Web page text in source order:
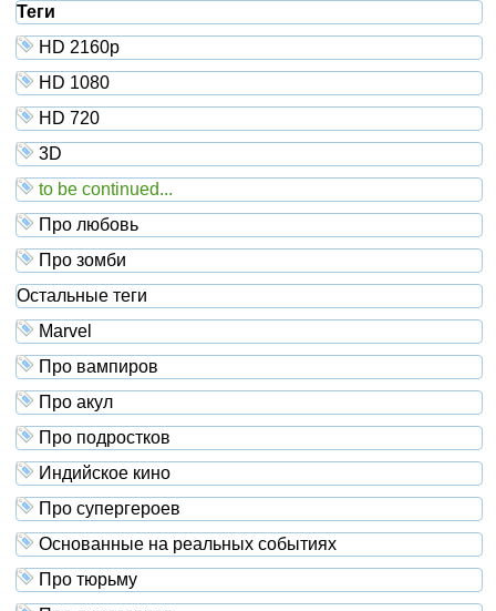
Теги
HD 2160р
HD 1080
HD 720
3D
to be continued...
Про любовь
Про зомби
Остальные теги
Marvel
Про вампиров
Про акул
Про подростков
Индийское кино
Про супергероев
Основанные на реальных событиях
Про тюрьму